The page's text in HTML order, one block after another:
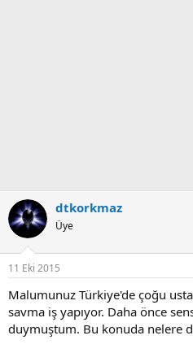
dtkorkmaz
Üye
11 Eki 2015
Malumunuz Türkiye'de çoğu
savma iş yapıyor. Daha önce
duymuştum. Bu konuda nelere